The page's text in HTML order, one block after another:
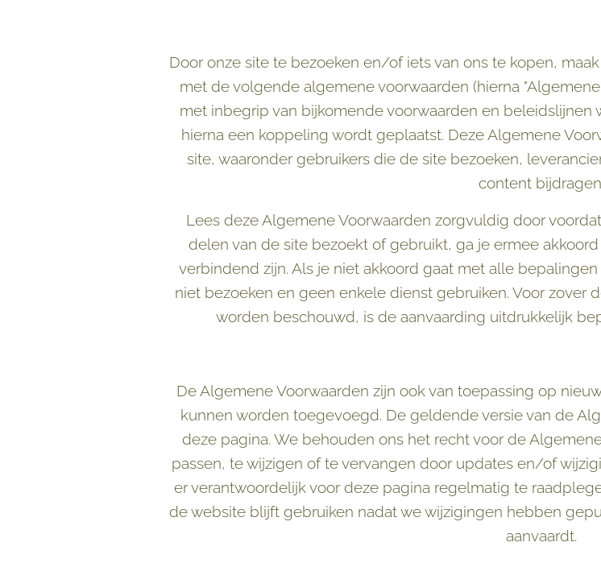
Door onze site te bezoeken en/of iets van ons te kopen,
met de volgende algemene voorwaarden (hierna
met inbegrip van bijkomende voorwaarden en beleidslijnen
hierna een koppeling wordt geplaatst. Deze Algemene
site, waaronder gebruikers die de site bezoeken,
content
Lees deze Algemene Voorwaarden zorgvuldig door
delen van de site bezoekt of gebruikt, ga je ermee
verbindend zijn. Als je niet akkoord gaat met alle
niet bezoeken en geen enkele dienst gebruiken. Voor zover
worden beschouwd, is de aanvaarding uitdrukkelijk
De Algemene Voorwaarden zijn ook van toepassing op
kunnen worden toegevoegd. De geldende versie van de
deze pagina. We behouden ons het recht voor de
passen, te wijzigen of te vervangen door updates en/of
er verantwoordelijk voor deze pagina regelmatig te
de website blijft gebruiken nadat we wijzigingen hebben
aanvaardt.